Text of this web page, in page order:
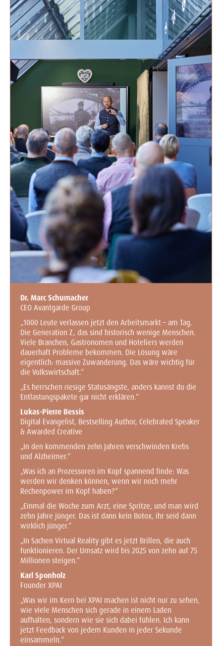
Dr. Marc Schumacher
CEO Avantgarde Group
„1000 Leute verlassen jetzt den Arbeitsmarkt – am Tag.
Die Generation Z, das sind historisch wenige Menschen.
Viele Branchen, Gastronomen und Hoteliers werden
dauerhaft Probleme bekommen. Die Lösung wäre
eigentlich: massive Zuwanderung. Das wäre wichtig für
die Volkswirtschaft.“
„Es herrschen riesige Statusängste, anders kannst du die
Entlastungspakete gar nicht erklären.“
Lukas-Pierre Bessis
Digital Evangelist, Bestselling Author, Celebrated Speaker
& Awarded Creative
„In den kommenden zehn Jahren verschwinden Krebs
und Alzheimer.“
„Was ich an Prozessoren im Kopf spannend finde: Was
werden wir denken können, wenn wir noch mehr
Rechenpower im Kopf haben?“
„Einmal die Woche zum Arzt, eine Spritze, und man wird
zehn Jahre jünger. Das ist dann kein Botox, ihr seid dann
wirklich jünger.“
„In Sachen Virtual Reality gibt es jetzt Brillen, die auch
funktionieren. Der Umsatz wird bis 2025 von zehn auf 75
Millionen steigen.“
Karl Sponholz
Founder XPAI
„Was wir im Kern bei XPAI machen ist nicht nur zu sehen,
wie viele Menschen sich gerade in einem Laden
aufhalten, sondern wie sie sich dabei fühlen. Ich kann
jetzt Feedback von jedem Kunden in jeder Sekunde
einsammeln.“